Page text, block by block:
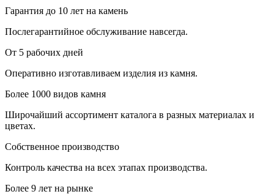
Гарантия до 10 лет на камень
Послегарантийное обслуживание навсегда.
От 5 рабочих дней
Оперативно изготавливаем изделия из камня.
Более 1000 видов камня
Широчайший ассортимент каталога в разных материалах и
цветах.
Собственное производство
Контроль качества на всех этапах производства.
Более 9 лет на рынке